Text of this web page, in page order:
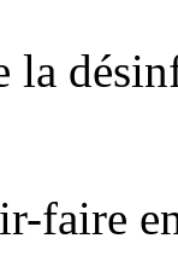
la
faire